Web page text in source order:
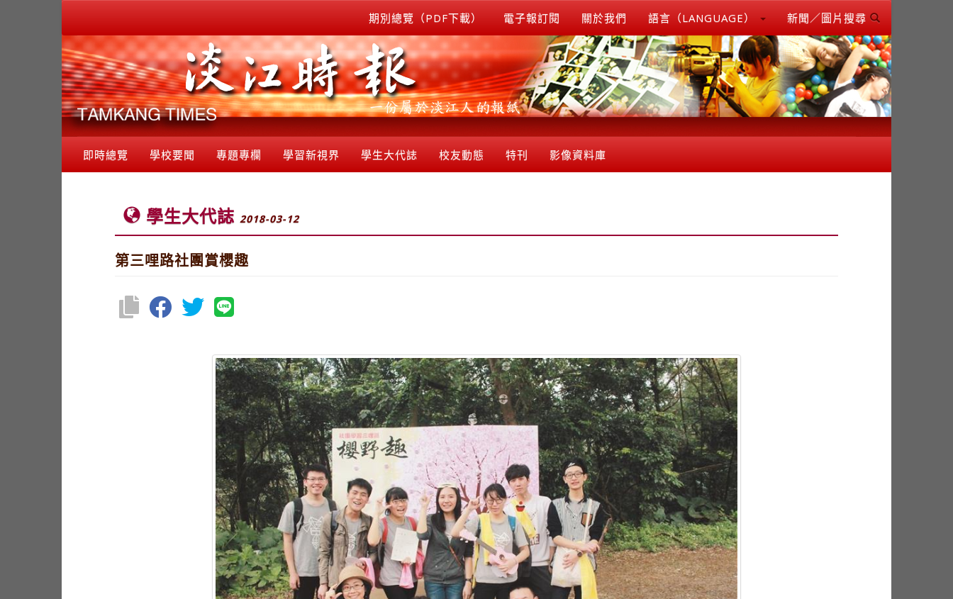
期別總覽（PDF下載） 電子報訂閱 關於我們 語言（LANGUAGE） 新聞／圖片搜尋
即時總覽 學校要聞 專題專欄 學習新視界 學生大代誌 校友動態 特刊 影像資料庫
學生大代誌 2018-03-12
第三哩路社團賞櫻趣